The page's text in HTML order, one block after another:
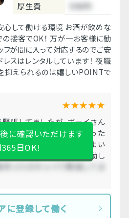
厚生費
500円
心して働ける環境 お酒が飲めな
の接客でOK！ 万が一お客様に勧
フが間に入って対応するのでご安
スはレンタルしています！ 夜職
抑えられるのは嬉しいPOINTで
★★★★★
張してましたが、ボーイさん
ださり本当にありがたかった
さん優しく、女の子は程よい
思います。 またぜひ出勤し
年ぶりのキャバで緊張してま
に確認いただけます
日OK!
に登録して働く